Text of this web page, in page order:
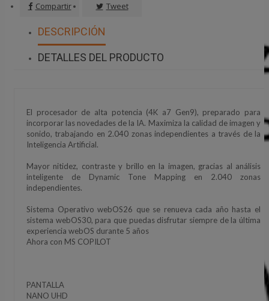
Compartir Tweet
DESCRIPCIÓN
DETALLES DEL PRODUCTO
El procesador de alta potencia (4K a7 Gen9), preparado para
incorporar las novedades de la IA. Maximiza la calidad de imagen y
sonido, trabajando en 2.040 zonas independientes a través de la
Inteligencia Artificial.
Mayor nitidez, contraste y brillo en la imagen, gracias al análisis
inteligente de Dynamic Tone Mapping en 2.040 zonas
independientes.
Sistema Operativo webOS26 que se renueva cada año hasta el
sistema webOS30, para que puedas disfrutar siempre de la última
experiencia webOS durante 5 años
Ahora con MS COPILOT
PANTALLA
NANO UHD